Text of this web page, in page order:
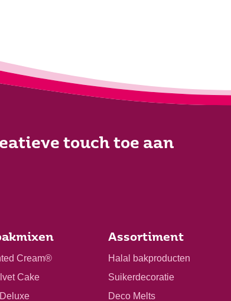
touch toe aan
Cream®
Cake
Assortiment
Halal bakproducten
Suikerdecoratie
Deco Melts